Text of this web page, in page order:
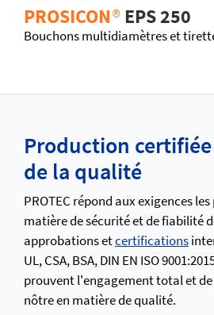
PROSICON®EPS 250
Bouchons multidiamètres et
Production
de la qualité
PROTEC répond aux exigences
matière de sécurité et de fiabilité
approbations etcertifications
UL, CSA, BSA, DIN EN ISO
prouvent l'engagement total et
nôtre en matière de qualité.